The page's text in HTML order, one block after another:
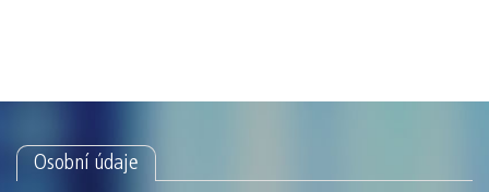
Osobní údaje